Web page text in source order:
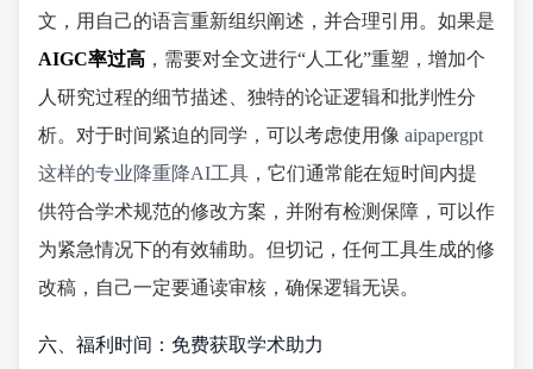
文，用自己的语言重新组织阐述，并合理引用。如果是
AIGC率过高 ，需要对全文进行“人工化”重塑，增加个
人研究过程的细节描述、独特的论证逻辑和批判性分
析。对于时间紧迫的同学，可以考虑使用像 aipapergpt
这样的专业降重降AI工具 ，它们通常能在短时间内提
供符合学术规范的修改方案，并附有检测保障，可以作
为紧急情况下的有效辅助。但切记，任何工具生成的修
改稿，自己一定要通读审核，确保逻辑无误。
六、福利时间：免费获取学术助力